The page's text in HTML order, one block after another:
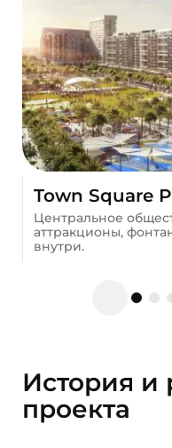
Town Square
Центральное
аттракционы,
внутри.
История и
проекта